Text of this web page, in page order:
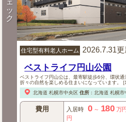
ェ
ッ
ク
住宅型有料老人ホーム 2026.7.31更
ベストライフ円山公園
ベストライフ円山公は、最寄駅徒歩6分、環状
折々の自然を楽しめる住まいになっています。
北海道 札幌市中央区 住所： 北海道 札幌市
費用 入居時 0～ 180 万
円